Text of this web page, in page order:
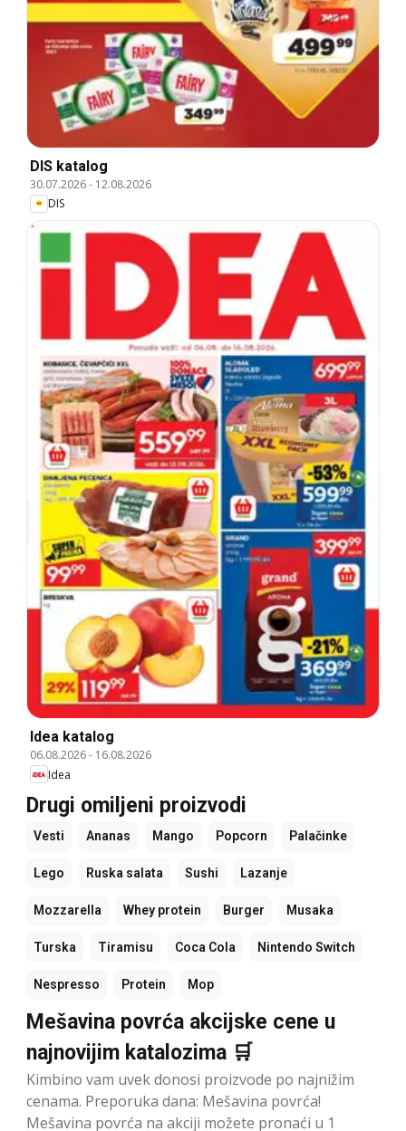
DIS katalog
30.07.2026- 12.08.2026
DIS
Idea katalog
06.08.2026- 16.08.2026
Idea
Drugi omiljeni proizvodi
Vesti Ananas Mango Popcorn Palačinke
Lego Ruska salata Sushi Lazanje
Mozzarella Whey protein Burger Musaka
Turska Tiramisu Coca Cola Nintendo Switch
Nespresso Protein Mop
Mešavina povrća akcijske cene u
najnovijim katalozima 🛒
Kimbino vam uvek donosi proizvode po najnižim
cenama. Preporuka dana: Mešavina povrća!
Mešavina povrća na akciji možete pronaći u 1